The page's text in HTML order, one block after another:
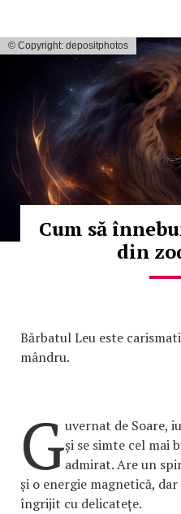
© Copyright: depositphotos
Cum să
din
Bărbatul Leu este
mândru.
Guvernat de Soare,
și se simte cel mai
admirat. Are un
și o energie magnetică,
îngrijit cu delicatețe.